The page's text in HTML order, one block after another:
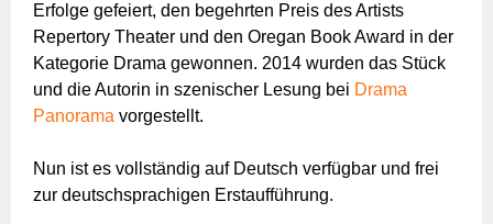
Erfolge gefeiert, den begehrten Preis des Artists
Repertory Theater und den Oregan Book Award in der
Kategorie Drama gewonnen. 2014 wurden das Stück
und die Autorin in szenischer Lesung bei Drama
Panorama vorgestellt.
Nun ist es vollständig auf Deutsch verfügbar und frei
zur deutschsprachigen Erstaufführung.